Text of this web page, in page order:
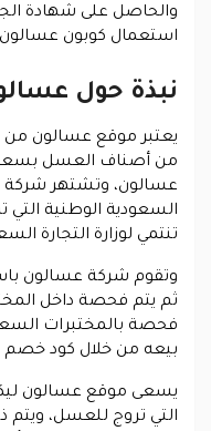
والحاصل على شهادة
استعمال كوبون
نبذة حول
يعتبر موقع عسالون من
من أصناف العسل
عسالون، وتشتهر شركة
السعودية الوطنية
تنتمي لوزارة التجارة
وتقوم شركة عسالون
فحصة بالمختبرات
بيعه من خلال كود خصم
يسعى موقع عسالون
التي تروج للعسل،